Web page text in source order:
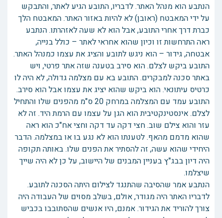
הנתבע הוא מנהל האתר. לדבריו, התובע הגיע לאתר, והתבקש
על ידי המאבטח (ראובן) לא להיות באזור האתר. המאבטח הלך
כברת דרך אחרי התובע, אבל הוא לא שעה לאזהרתו. הנתבע
ראה התרחשות זו וכיון שהוא אחראי לאתר – כולל בנייה,
אבטחה, גידור – הוא ניגש לתובע והציג את עצמו כמנהל האתר.
התובע ביקש לצלם. הוא סירב בטענה שזה אתר פרטי, ויש
באתר סכנה למבקרים. התובע בא עם מצלמה גדולה, לא היה לו
כרטיס עיתונאי. הוא ביקש שהוא יציג את עצמו אבל הוא סירב.
התובע עמד עם המצלמה במרחק 20 ס"מ מהפנים שלו והתחיל
לצלם. אינסטינקטיבית הוא הגן על עצמו עם הרמת היד. זה לא
עזר והוא צילם שוב. חצי דקה עד דקה וחצי אח"כ הוא ראה
שהוא מדמם מהאף. לטענתו הוא לא נגע בו או במצלמה. הדבר
היחידי שהוא עשה, זה להסתיר את הפנים שלו. באותה תקופה
היה דיון בבג"ץ בעניין המבנים של היישוב, על כן לא היה שייך
שיצלמו.
הנתבע אמר שהסיבה שהתנגד לצילום היתה הסכנה לתובע.
לדבריו האתר היה מגודר, אולם, בשלב מסוים של העבודה היה
צורך להוריד את הגידור. אמנם, היו אנשים שהסתובבו בכביש